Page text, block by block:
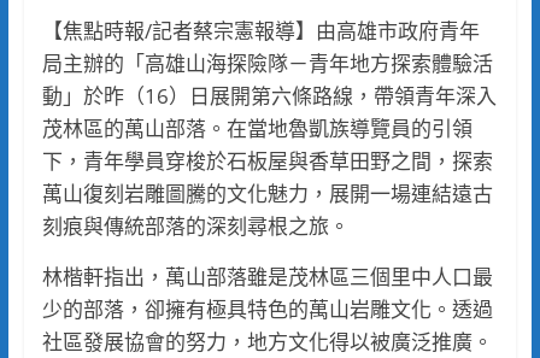
【焦點時報/記者蔡宗憲報導】由高雄市政府青年
局主辦的「高雄山海探險隊－青年地方探索體驗活
動」於昨（16）日展開第六條路線，帶領青年深入
茂林區的萬山部落。在當地魯凱族導覽員的引領
下，青年學員穿梭於石板屋與香草田野之間，探索
萬山復刻岩雕圖騰的文化魅力，展開一場連結遠古
刻痕與傳統部落的深刻尋根之旅。
林楷軒指出，萬山部落雖是茂林區三個里中人口最
少的部落，卻擁有極具特色的萬山岩雕文化。透過
社區發展協會的努力，地方文化得以被廣泛推廣。